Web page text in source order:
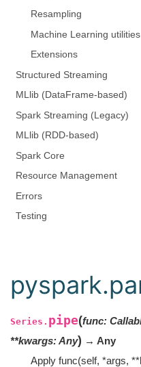
Resampling
Machine Learning utilities
Extensions
Structured Streaming
MLlib (DataFrame-based)
Spark Streaming (Legacy)
MLlib (RDD-based)
Spark Core
Resource Management
Errors
Testing
Series. pipe(func:
**kwargs:Any) → Any
Apply func(self, *args,